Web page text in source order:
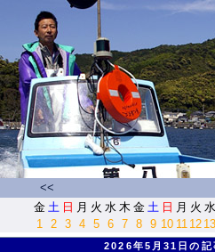
<<
金 土 日 月 火 水 木 金 土 日 月 火 水
1
2 3 4 5 6 7 8 9 10 11 12 13
2026年5月31日の記